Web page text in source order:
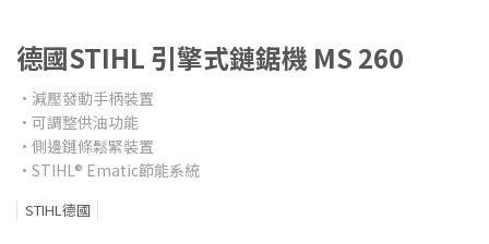
德國STIHL 引擎式鏈鋸機 MS 260
•減壓發動手柄裝置
•可調整供油功能
•側邊鏈條鬆緊裝置
•STIHL® Ematic節能系統
STIHL德國